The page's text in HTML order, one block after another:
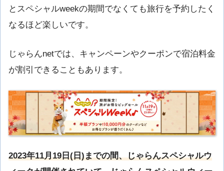
とスペシャルweekの期間でなくても旅行を予約したく
なるほど楽しいです。
じゃらんnetでは、キャンペーンやクーポンで宿泊料金
が割引できることもあります。
2023年11月19日(日)までの間、じゃらんスペシャルウ